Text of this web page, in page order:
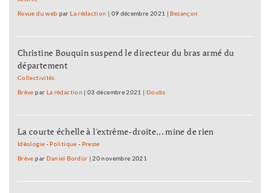
Revue du web parLa rédaction | 09 décembre 2021 |Besançon
Christine Bouquin suspend le directeur du bras armé du
département
Collectivités
Brève par La rédaction |03 décembre 2021 | Doubs
La courte échelle à l'extrême-droite... mine de rien
Idéologie - Politique - Presse
Brève par Daniel Bordür |20 novembre 2021